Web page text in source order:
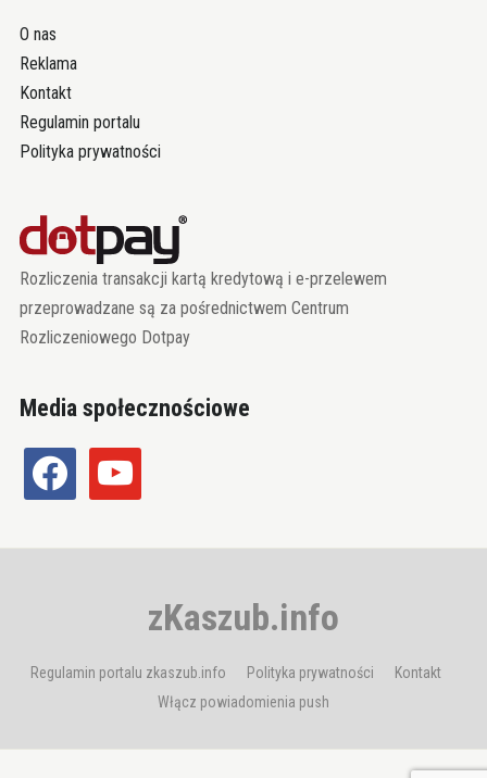
O nas
Reklama
Kontakt
Regulamin portalu
Polityka prywatności
Rozliczenia transakcji kartą kredytową i e-przelewem
przeprowadzane są za pośrednictwem Centrum
Rozliczeniowego Dotpay
Media społecznościowe
facebook youtube
zKaszub.info
Regulamin portalu zkaszub.info Polityka prywatności
Kontakt
Włącz powiadomienia push